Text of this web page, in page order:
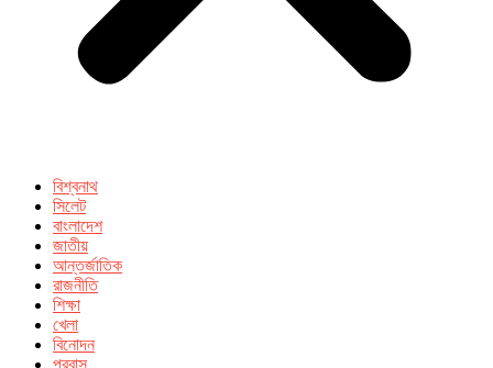
বিশ্বনাথ
সিলেট
বাংলাদেশ
জাতীয়
আন্তর্জাতিক
রাজনীতি
শিক্ষা
খেলা
বিনোদন
প্রবাস